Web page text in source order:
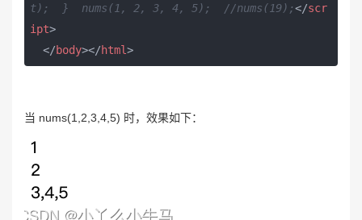
t);  }  nums(1, 2, 3, 4, 5);  //nums(19);</scr
ipt>
</body></html>
当 nums(1,2,3,4,5) 时，效果如下：